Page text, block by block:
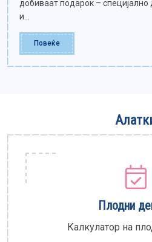
добиваат подарок – специјално
и...
Повеќе
Плодни
Калкулатор на